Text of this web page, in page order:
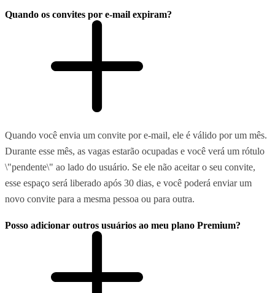
Quando os convites por e-mail expiram?
Quando você envia um convite por e-mail, ele é válido por um mês.
Durante esse mês, as vagas estarão ocupadas e você verá um rótulo
\"pendente\" ao lado do usuário. Se ele não aceitar o seu convite,
esse espaço será liberado após 30 dias, e você poderá enviar um
novo convite para a mesma pessoa ou para outra.
Posso adicionar outros usuários ao meu plano Premium?